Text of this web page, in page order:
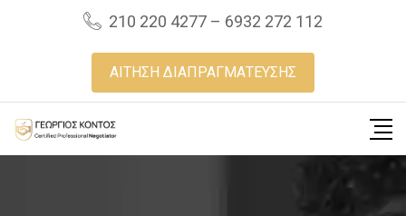
210 220 4277 – 6932 272 112
ΑΙΤΗΣΗ ΔΙΑΠΡΑΓΜΑΤΕΥΣΗΣ